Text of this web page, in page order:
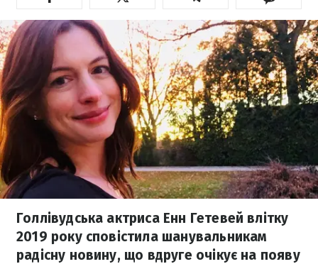
Голлівудська актриса Енн Гетевей влітку
2019 року сповістила шанувальникам
радісну новину, що вдруге очікує на появу